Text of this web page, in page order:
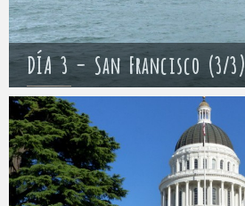
DÍA 3 – San Francisco (3/3)
Mathieu 7 abril 2017